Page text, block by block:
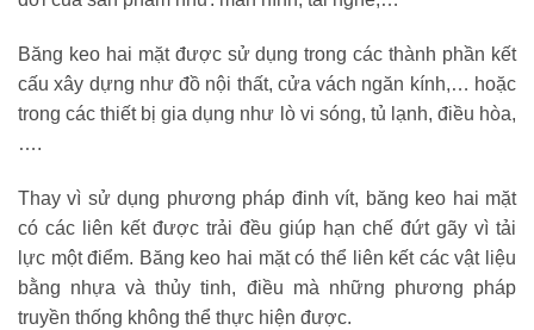
Băng keo hai mặt được sử dụng trong các thành phần kết
cấu xây dựng như đồ nội thất, cửa vách ngăn kính,… hoặc
trong các thiết bị gia dụng như lò vi sóng, tủ lạnh, điều hòa,
….
Thay vì sử dụng phương pháp đinh vít, băng keo hai mặt
có các liên kết được trải đều giúp hạn chế đứt gãy vì tải
lực một điểm. Băng keo hai mặt có thể liên kết các vật liệu
bằng nhựa và thủy tinh, điều mà những phương pháp
truyền thống không thể thực hiện được.